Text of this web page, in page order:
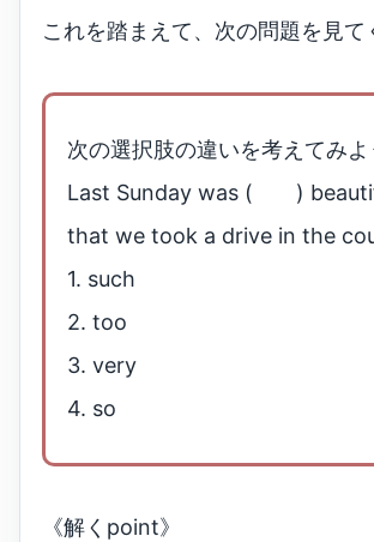
これを踏まえて、次の問題を見て
次の選択肢の違いを考えてみよ
Last Sunday was ( )
that we took a drive in the
1. such
2. too
3. very
4. so
《解くpoint》